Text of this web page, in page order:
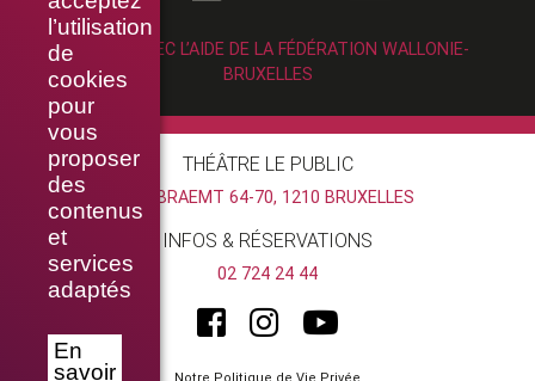
l’utilisation
de
cookies
pour
vous
proposer
des
contenus
et
services
adaptés
En
savoir
RÉALISÉ AVEC L’AIDE DE LA FÉDÉRATION WALLONIE-
BRUXELLES
THÉÂTRE LE PUBLIC
RUE BRAEMT 64-70, 1210 BRUXELLES
INFOS & RÉSERVATIONS
02 724 24 44
Notre Politique de Vie Privée